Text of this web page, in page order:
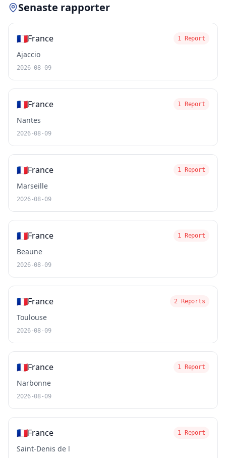
Senaste rapporter
🇫🇷France 1 Report
Ajaccio
2026-08-09
🇫🇷France 1 Report
Nantes
2026-08-09
🇫🇷France 1 Report
Marseille
2026-08-09
🇫🇷France 1 Report
Beaune
2026-08-09
🇫🇷France 2 Reports
Toulouse
2026-08-09
🇫🇷France 1 Report
Narbonne
2026-08-09
🇫🇷France 1 Report
Saint-Denis de l